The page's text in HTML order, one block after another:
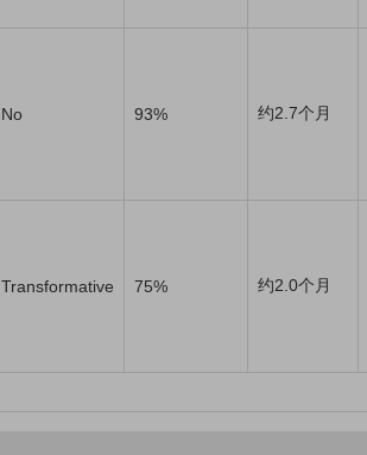
No 93% 约2.7个月
Transformative 75% 约2.0个月